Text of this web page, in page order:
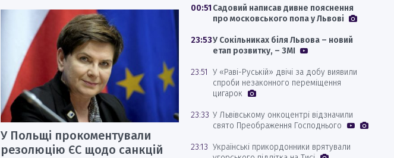
У Польщі прокоментували
резолюцію ЄС щодо санкцій
00:51 Садовий написав дивне пояснення
про московського попа у Львові
23:53У Сокільниках біля Львова – новий
етап розвитку, – ЗМІ
23:51 У «Раві-Руській» двічі за добу виявили
спроби незаконного переміщення
цигарок
23:33 У Львівському онкоцентрі відзначили
свято Преображення Господнього
23:13 Українські прикордонники врятували